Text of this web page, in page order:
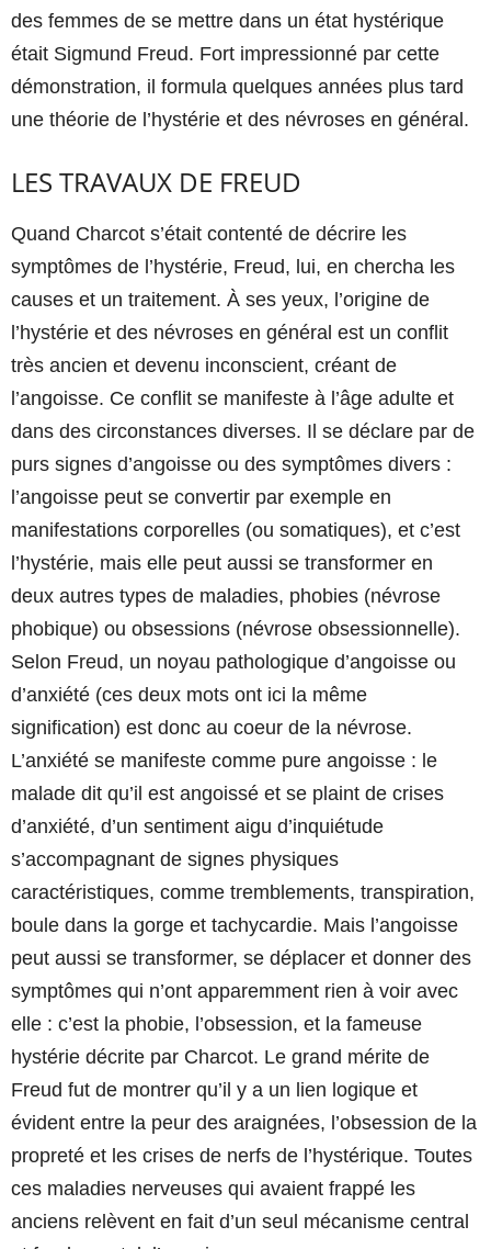
des femmes de se mettre dans un état hystérique
était Sigmund Freud. Fort impressionné par cette
démonstration, il formula quelques années plus tard
une théorie de l’hystérie et des névroses en général.
LES TRAVAUX DE FREUD
Quand Charcot s’était contenté de décrire les
symptômes de l’hystérie, Freud, lui, en chercha les
causes et un traitement. À ses yeux, l’origine de
l’hystérie et des névroses en général est un conflit
très ancien et devenu inconscient, créant de
l’angoisse. Ce conflit se manifeste à l’âge adulte et
dans des circonstances diverses. Il se déclare par de
purs signes d’angoisse ou des symptômes divers :
l’angoisse peut se convertir par exemple en
manifestations corporelles (ou somatiques), et c’est
l’hystérie, mais elle peut aussi se transformer en
deux autres types de maladies, phobies (névrose
phobique) ou obsessions (névrose obsessionnelle).
Selon Freud, un noyau pathologique d’angoisse ou
d’anxiété (ces deux mots ont ici la même
signification) est donc au coeur de la névrose.
L’anxiété se manifeste comme pure angoisse : le
malade dit qu’il est angoissé et se plaint de crises
d’anxiété, d’un sentiment aigu d’inquiétude
s’accompagnant de signes physiques
caractéristiques, comme tremblements, transpiration,
boule dans la gorge et tachycardie. Mais l’angoisse
peut aussi se transformer, se déplacer et donner des
symptômes qui n’ont apparemment rien à voir avec
elle : c’est la phobie, l’obsession, et la fameuse
hystérie décrite par Charcot. Le grand mérite de
Freud fut de montrer qu’il y a un lien logique et
évident entre la peur des araignées, l’obsession de la
propreté et les crises de nerfs de l’hystérique. Toutes
ces maladies nerveuses qui avaient frappé les
anciens relèvent en fait d’un seul mécanisme central